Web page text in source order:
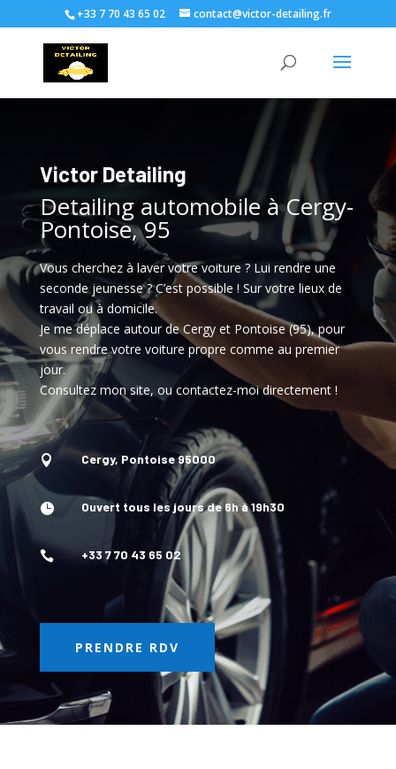
+33 7 70 43 65 02 contact@victor-detailing.fr
Victor Detailing
Detailing automobile à Cergy-
Pontoise, 95
Vous cherchez à laver votre voiture ? Lui rendre une
seconde jeunesse ? C’est possible ! Sur votre lieux de
travail ou à domicile.
Je me déplace autour de Cergy et Pontoise (95), pour
vous rendre votre voiture propre comme au premier
jour.
Consultez mon site, ou contactez-moi directement !
 Cergy, Pontoise 95000
 Ouvert tous les jours de 6h à 19h30
 +33 7 70 43 65 02
PRENDRE RDV